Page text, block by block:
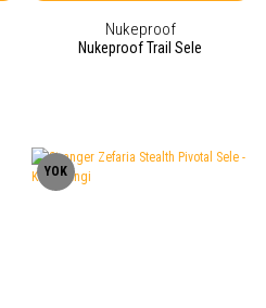
Nukeproof
Nukeproof Trail Sele
YOK